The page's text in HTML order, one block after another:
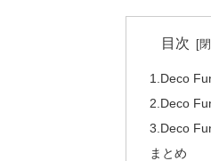
目次
1.Deco
2.Deco
3.Deco
まとめ